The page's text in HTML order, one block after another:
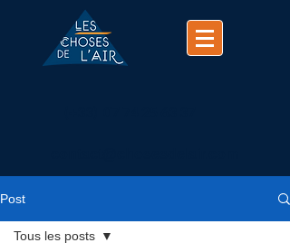
Post
Tous les posts